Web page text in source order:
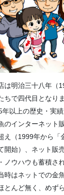
は明治三十八年（
ちで四代目となり
年以上の歴史・実績
のインターネット
え（1999年から「
開始）、ネット販
ノウハウも蓄積さ
当時はネットでの金
とんど無く、めず